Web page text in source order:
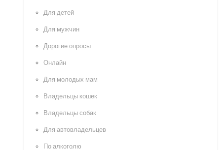
Для детей
Для мужчин
Дорогие опросы
Онлайн
Для молодых мам
Владельцы кошек
Владельцы собак
Для автовладельцев
По алкоголю